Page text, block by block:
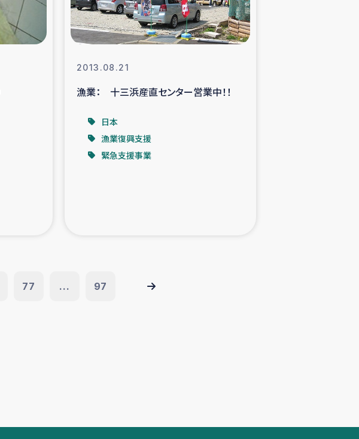
女性の生計向上支援
2013.08.21
漁業： 十三浜産直センター営業中！！
日本
漁業復興支援
緊急支援事業
77 ... 97